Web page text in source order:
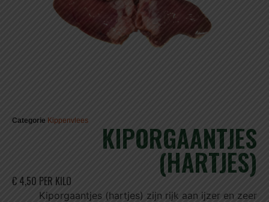
Categorie Kippenvlees KIPORGAANTJES
(HARTJES)
€ 4,50 PER KILO
Kiporgaantjes (hartjes) zijn rijk aan ijzer en zeer